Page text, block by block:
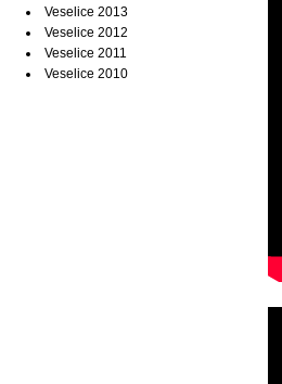
Veselice 2013
Veselice 2012
Veselice 2011
Veselice 2010